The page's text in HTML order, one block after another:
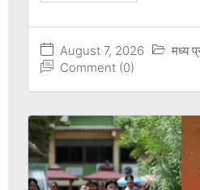
August 7, 2026
मध्य
Comment (0)